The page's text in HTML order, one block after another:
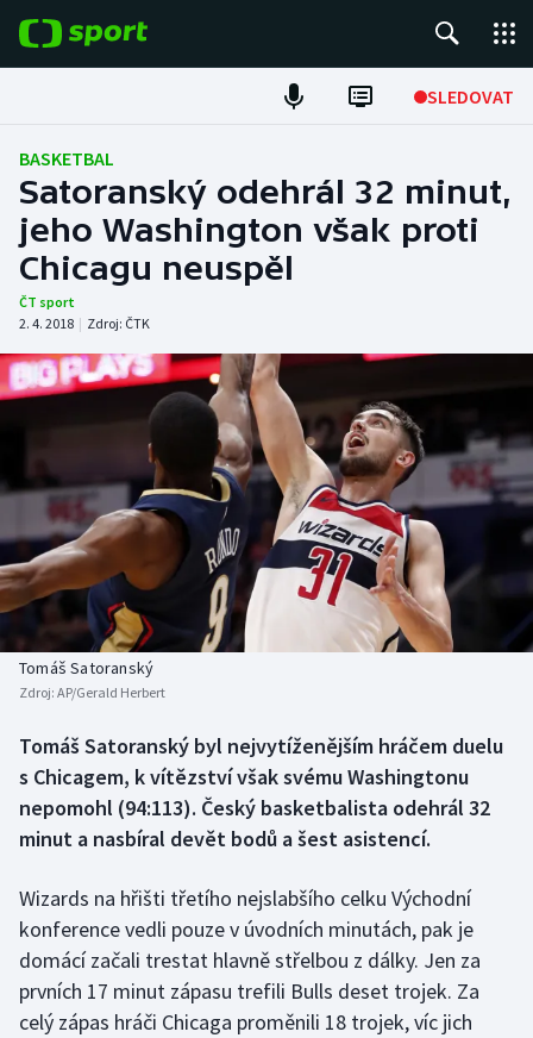
SLEDOVAT
Fotbal
Hokej
Tenis
Atletika
Cyklistika
Americký fotbal
Baseball a softbal
Basketbal
Biatlon
Box
Curling
Dostihy
Florbal
Futsal
NEPŘEHLÉDNĚTE
Soutěže
Historické návraty
Aplikace ČT sport
BASKETBAL
Satoranský odehrál 32 minut,
jeho Washington však proti
Chicagu neuspěl
ČT sport
2. 4. 2018 | Zdroj: ČTK
Tomáš Satoranský
Zdroj: AP/Gerald Herbert
Tomáš Satoranský byl nejvytíženějším hráčem duelu
s Chicagem, k vítězství však svému Washingtonu
nepomohl (94:113). Český basketbalista odehrál 32
minut a nasbíral devět bodů a šest asistencí.
Wizards na hřišti třetího nejslabšího celku Východní
konference vedli pouze v úvodních minutách, pak je
domácí začali trestat hlavně střelbou z dálky. Jen za
prvních 17 minut zápasu trefili Bulls deset trojek. Za
celý zápas hráči Chicaga proměnili 18 trojek, víc jich